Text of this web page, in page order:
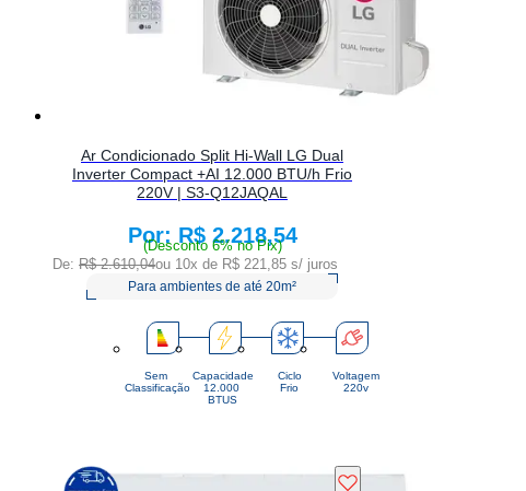
Ar Condicionado Split Hi-Wall LG Dual
Inverter Compact +AI 12.000 BTU/h Frio
220V | S3-Q12JAQAL
Price:
R$ 2.218,54
(Desconto 6% no Pix)
De: R$ 2.610,04ou 10x de R$ 221,85 s/ juros
Para ambientes de até 20m²
Sem
Classificação
Capacidade
12.000
BTUS
Ciclo
Frio
Voltagem
220v